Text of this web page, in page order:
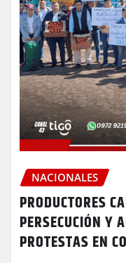
NACIONALES
PRODUCTORES
PERSECUCIÓN Y
PROTESTAS EN